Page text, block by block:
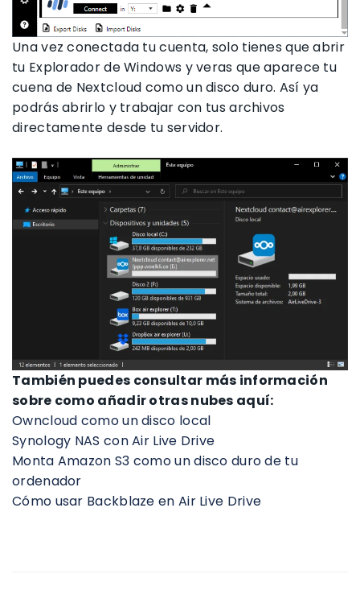
Una vez conectada tu cuenta, solo tienes que abrir
tu Explorador de Windows y veras que aparece tu
cuena de Nextcloud como un disco duro. Así ya
podrás abrirlo y trabajar con tus archivos
directamente desde tu servidor.
También puedes consultar más información
sobre como añadir otras nubes aquí:
Owncloud como un disco local
Synology NAS con Air Live Drive
Monta Amazon S3 como un disco duro de tu
ordenador
Cómo usar Backblaze en Air Live Drive